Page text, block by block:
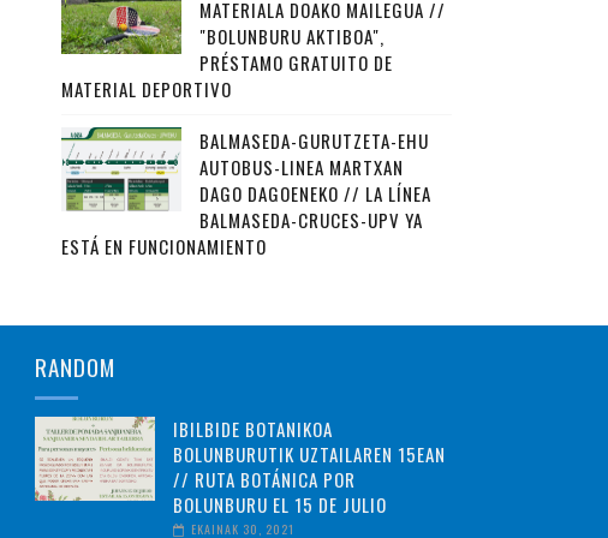
MATERIALA DOAKO MAILEGUA //
"BOLUNBURU AKTIBOA",
PRÉSTAMO GRATUITO DE
MATERIAL DEPORTIVO
BALMASEDA-GURUTZETA-EHU
AUTOBUS-LINEA MARTXAN
DAGO DAGOENEKO // LA LÍNEA
BALMASEDA-CRUCES-UPV YA
ESTÁ EN FUNCIONAMIENTO
RANDOM
IBILBIDE BOTANIKOA
BOLUNBURUTIK UZTAILAREN 15EAN
// RUTA BOTÁNICA POR
BOLUNBURU EL 15 DE JULIO
EKAINAK 30, 2021